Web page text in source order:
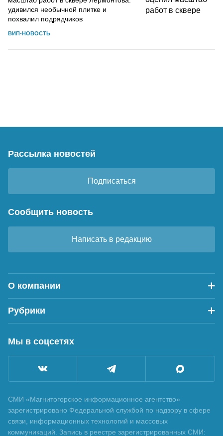
удивился необычной плитке и
похвалил подрядчиков
ВИП-НОВОСТЬ
Рассылка новостей
Подписаться
Сообщить новость
Написать в редакцию
О компании
Рубрики
Мы в соцсетях
СМИ «Магнитогорское информационное агентство»
зарегистрировано Федеральной службой по надзору в сфере
связи, информационных технологий и массовых
коммуникаций. Запись в реестре зарегистрированных СМИ: